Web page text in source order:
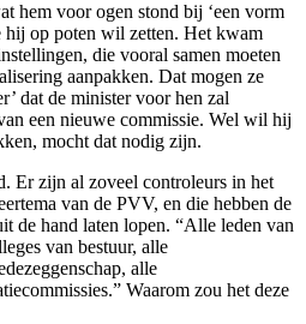
hem voor ogen stond bij ‘een vorm
hij op poten wil zetten. Het kwam
die vooral samen moeten
aanpakken. Dat mogen ze
dat de minister voor hen zal
een nieuwe commissie. Wel wil hij
mocht dat nodig zijn.
Er zijn al zoveel controleurs in het
van de PVV, en die hebben de
de hand laten lopen. “Alle leden van
van bestuur, alle
alle
Waarom zou het deze